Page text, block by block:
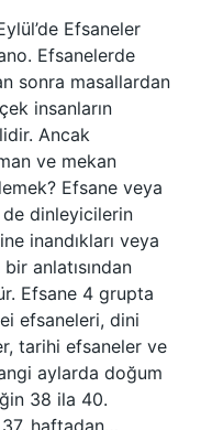
Efsaneler
Efsanelerde
sonra masallardan
insanların
Ancak
ve mekan
Efsane veya
de dinleyicilerin
inandıkları veya
anlatısından
Efsane 4 grupta
efsaneleri, dini
tarihi efsaneler ve
aylarda doğum
38 ila 40.
37. haftadan…